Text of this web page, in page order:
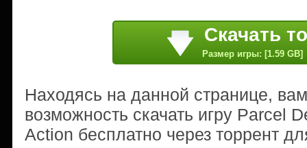
Скачать
Размер игры: [1.59 GB]
Находясь на данной странице,
возможность скачать игру Parcel
Action бесплатно через торрент